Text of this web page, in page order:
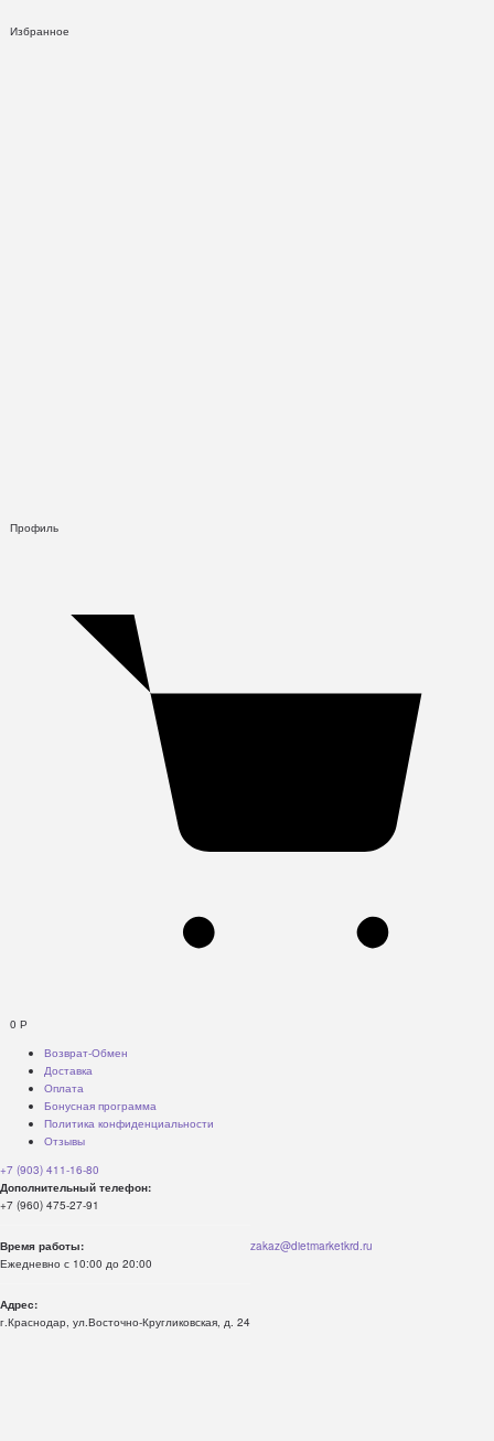
Избранное
Профиль
0 Р
Возврат-Обмен
Доставка
Оплата
Бонусная программа
Политика конфиденциальности
Отзывы
+7 (903) 411-16-80
Дополнительный телефон:
+7 (960) 475-27-91
Время работы:
Ежедневно с 10:00 до 20:00
Адрес:
г.Краснодар, ул.Восточно-Кругликовская, д. 24
zakaz@dietmarketkrd.ru